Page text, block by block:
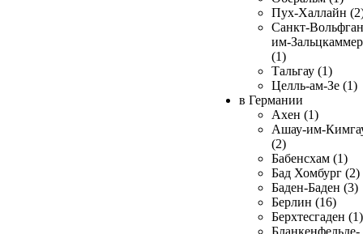
Пух-Халлайн
Санкт-
им-
(1)
Тальгау (1)
Целль-ам-Зе (1)
в Германии
Ахен (1)
Ашау-им-
(2)
Бабенсхам (1)
Бад Хомбург (2)
Баден-Баден (3)
Берлин (16)
Берхтесгаден (1)
Бланкенфельде-